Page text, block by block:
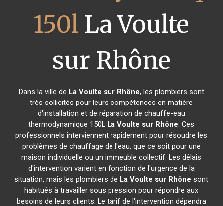
150l La Voulte
sur Rhône
Dans la ville de La Voulte sur Rhône, les plombiers sont
très sollicités pour leurs compétences en matière
d'installation et de réparation de chauffe-eau
thermodynamique 150L La Voulte sur Rhône. Ces
professionnels interviennent rapidement pour résoudre les
problèmes de chauffage de l'eau, que ce soit pour une
maison individuelle ou un immeuble collectif. Les délais
d'intervention varient en fonction de l'urgence de la
situation, mais les plombiers de La Voulte sur Rhône sont
habitués à travailler sous pression pour répondre aux
besoins de leurs clients. Le tarif de l'intervention dépendra